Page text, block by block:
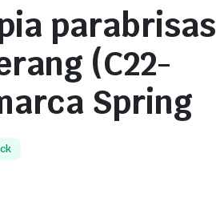
parabrisas
(C22-
Spring